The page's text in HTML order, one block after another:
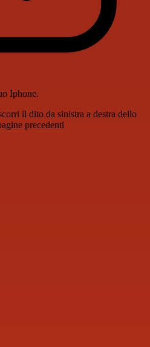
Iphone.
il dito da sinistra a destra dello
precedenti